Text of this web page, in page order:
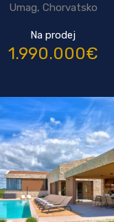
Umag, Chorvatsko
Na prodej
1.990.000€